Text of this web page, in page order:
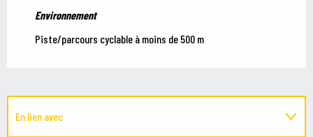
Environnement
Environnement
Piste/parcours cyclable à moins de 500 m
En lien avec